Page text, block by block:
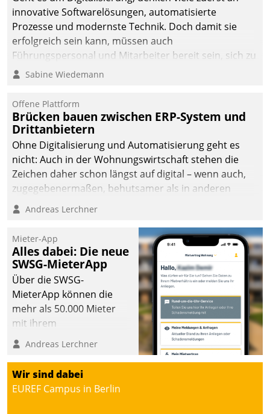
innovative Softwarelösungen, automatisierte
Prozesse und modernste Technik. Doch damit sie
erfolgreich sein kann, müssen auch
Führungspersonal und Mitarbeiter bereit sein, sich zu
verändern und anzupassen, sonst werden sie an ihr
Sabine Wiedemann
Offene Plattform
Brücken bauen zwischen ERP-System und
Drittanbietern
Ohne Digitalisierung und Automatisierung geht es
nicht: Auch in der Wohnungswirtschaft stehen die
Zeichen daher schon längst auf digital – wenn auch,
zugegebenermaßen, behutsamer als in anderen
Branchen.
Andreas Lerchner
Mieter-App
Alles dabei: Die neue
SWSG-MieterApp
Über die SWSG-
MieterApp können die
mehr als 50.000 Mieter
mit ihrem
Wohnungsunternehmen
kommunizieren, auf dem
Laufenden bleiben, Daten
einsehen und ändern
oder
Andreas Lerchner
Wir sind dabei
EUREF Campus in Berlin